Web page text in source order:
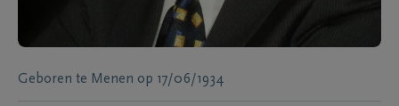
Geboren te Menen op 17/06/1934